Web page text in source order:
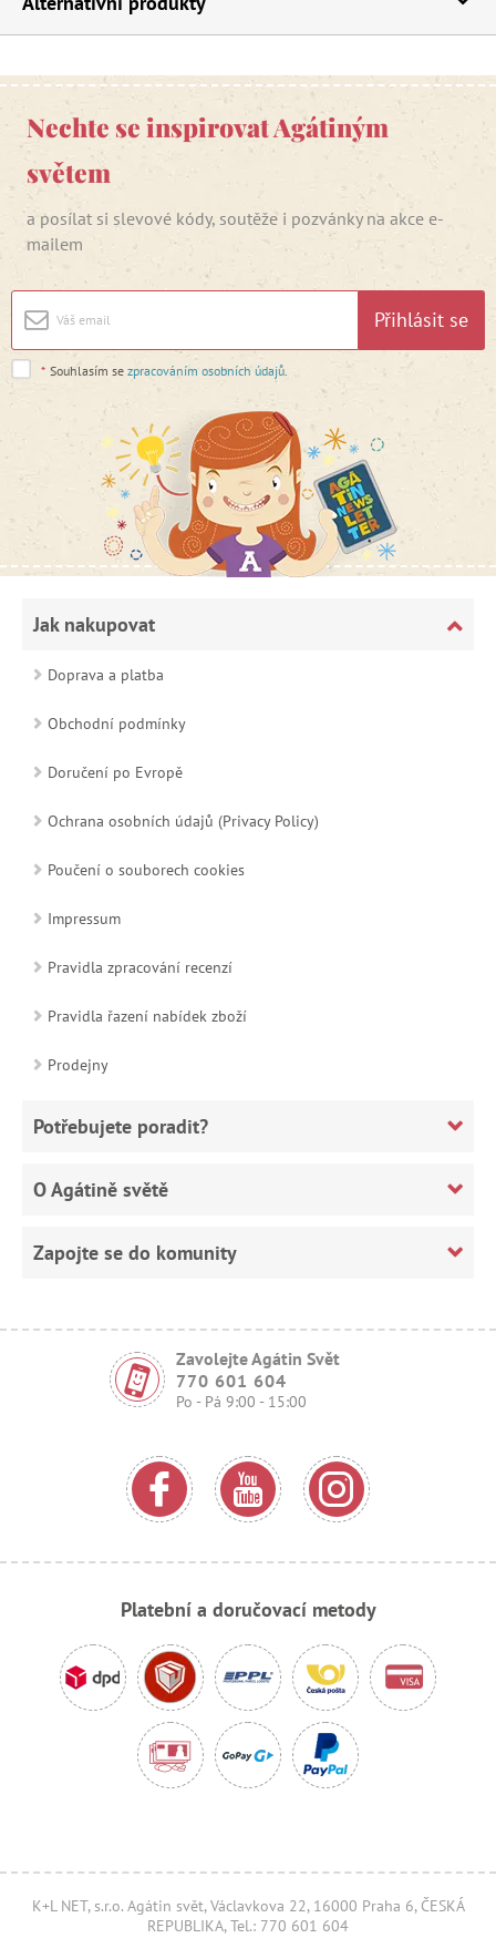
Nechte se inspirovat Agátiným
světem
a posílat si slevové kódy, soutěže i pozvánky na akce e-
mailem
Přihlásit se
* Souhlasím se zpracováním osobních údajů
Jak nakupovat
Doprava a platba
Obchodní podmínky
Doručení po Evropě
Ochrana osobních údajů (Privacy Policy)
Poučení o souborech cookies
Impressum
Pravidla zpracování recenzí
Pravidla řazení nabídek zboží
Prodejny
Potřebujete poradit?
O Agátině světě
Zapojte se do komunity
Zavolejte Agátin Svět
770 601 604
Po - Pá 9:00 - 15:00
Platební a doručovací metody
K+L NET, s.r.o. Agátin svět, Václavkova 22, 16000 Praha 6, ČESKÁ
REPUBLIKA, Tel.: 770 601 604